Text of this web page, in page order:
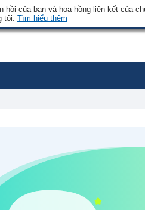
của bạn và hoa hồng liên kết của
tôi. Tìm hiểu thêm